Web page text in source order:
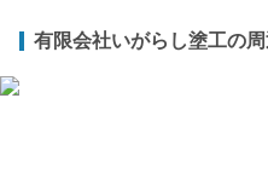
有限会社いがらし塗工の周